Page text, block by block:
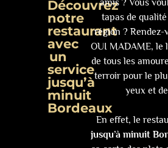
Découvrez
notre
restaurant
avec
un
service
jusqu’à
minuit
Bordeaux
amis ? Vous
tapas de
région ?
OUI MADAME, le
de tous les
terroir pour le
yeux et
En effet, le
jusqu’à minuit